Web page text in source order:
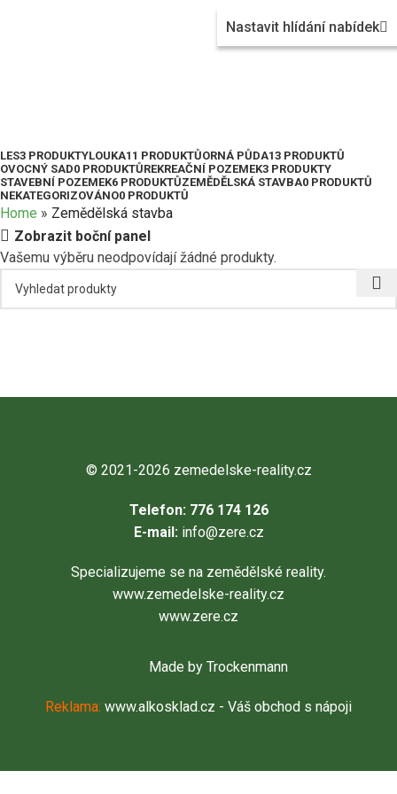
Nastavit hlídání nabídek
LES3 PRODUKTYLOUKA11 PRODUKTŮORNÁ PŮDA13 PRODUKTŮ
OVOCNÝ SAD0 PRODUKTŮREKREAČNÍ POZEMEK3 PRODUKTY
STAVEBNÍ POZEMEK6 PRODUKTŮZEMĚDĚLSKÁ STAVBA0 PRODUKTŮ
NEKATEGORIZOVÁNO0 PRODUKTŮ
Home » Zemědělská stavba
Zobrazit boční panel
Vašemu výběru neodpovídají žádné produkty.
© 2021-2026 zemedelske-reality.cz
Telefon: 776 174 126
E-mail: info@zere.cz
Specializujeme se na zemědělské reality.
www.zemedelske-reality.cz
www.zere.cz
Made by Trockenmann
Reklama: www.alkosklad.cz - Váš obchod s nápoji